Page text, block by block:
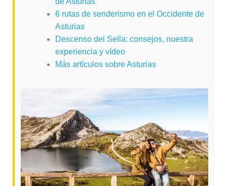
6 rutas de senderismo en el Occidente de
Asturias
Descenso del Sella: consejos, nuestra
experiencia y vídeo
Más artículos sobre Asturias